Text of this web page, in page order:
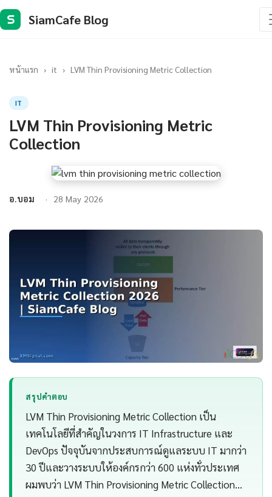
S SiamCafe Blog
หน้าแรก › it › LVM Thin Provisioning Metric Collection
IT
LVM Thin Provisioning Metric
Collection
อ.บอม 28 May 2026
สรุปคำตอบ
LVM Thin Provisioning Metric Collection เป็น
เทคโนโลยีที่สำคัญในวงการ IT Infrastructure และ
DevOps ปัจจุบันจากประสบการณ์ดูแลระบบ IT มากว่า
30 ปีและวางระบบให้องค์กรกว่า 600 แห่งทั่วประเทศ
ผมพบว่า LVM Thin Provisioning Metric Collection…